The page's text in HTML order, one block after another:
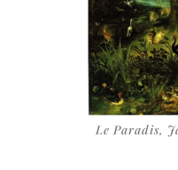
Le Paradis,